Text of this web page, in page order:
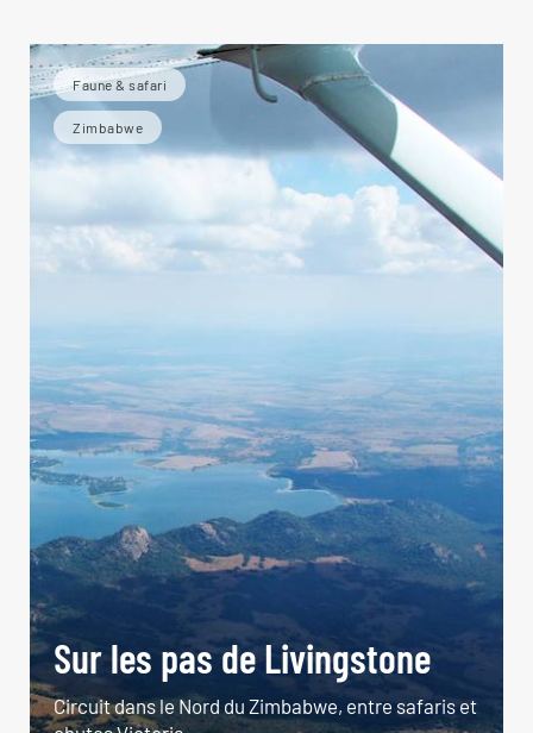
Faune & safari
Zimbabwe
Sur les pas de Livingstone
Circuit dans le Nord du Zimbabwe, entre safaris et